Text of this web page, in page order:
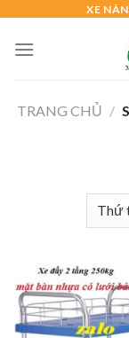
content
XE
TRANG CHỦ /